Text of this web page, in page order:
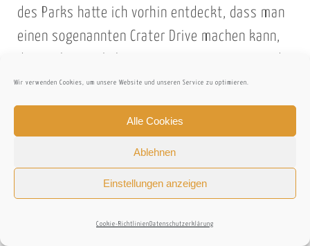
Wir verwenden Cookies, um unsere Website und unseren Service zu optimieren.
Alle Cookies
Ablehnen
Einstellungen anzeigen
Cookie-Richtlinien Datenschutzerklärung
des Parks hatte ich vorhin entdeckt, dass man
einen sogenannten Crater Drive machen kann,
Ich spreche meine Mitreisenden darauf an und
stoße auf allseitiges Interesse. Ja, das machen
einhellige Beschluss. Juhu, gebongt! Mit
diesem Wissen im Nacken fällt mir der
Abschied vom Kratersee gleich viel leichter,
und ich klettere voller Vorfreude wieder ins